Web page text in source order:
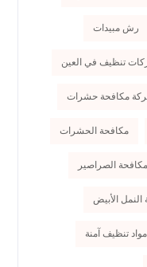
رش مبيدات
تنظيف في العين
مكافحة حشرات
مكافحة الحشرات
مكافحة الصراصير
الأبيض
مواد تنظيف آمنة